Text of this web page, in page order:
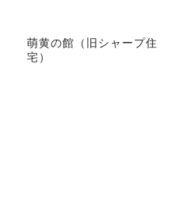
萌黄の館（旧シャープ住
宅）